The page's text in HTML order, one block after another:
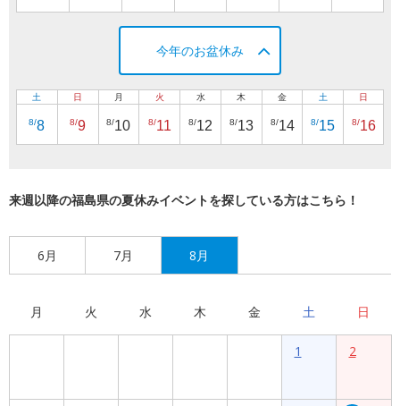
今年のお盆休み
土
8/8
日
8/9
月
8/10
火
8/11
水
8/12
木
8/13
金
8/14
土
8/15
日
8/16
来週以降の福島県の夏休みイベントを探している方はこちら！
6月 7月 8月
月 火 水 木 金 土 日
1 2